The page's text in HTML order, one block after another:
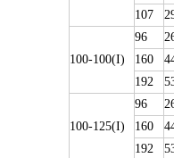
107
100-100(I)
96
160
192
100-125(I)
96
160
192